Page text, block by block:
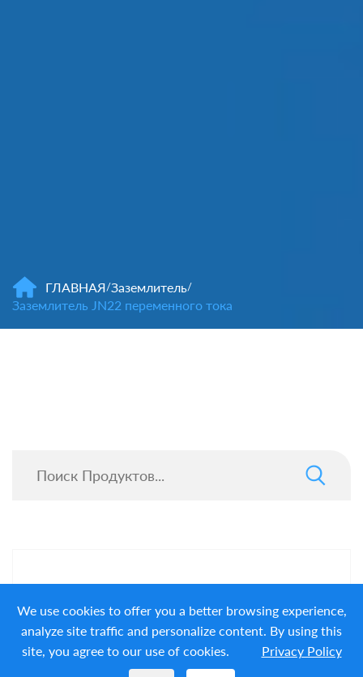
ГЛАВНАЯ/Заземлитель/
Заземлитель JN22 переменного тока
We use cookies to offer you a better browsing experience,
analyze site traffic and personalize content. By using this
site, you agree to our use of cookies. Privacy Policy